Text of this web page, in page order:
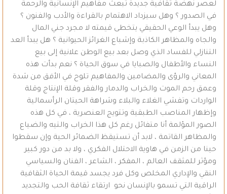
لعصر نهضة ثقافية جديدة تبعث مفاهيم الإنسانية والرحمة
في الصدور ؟ وهل سيزداد الاهتمام بالقراءة والأدب والفنون ؟
وهل يبدأ الوعي الحقيقي يتخطى قيمته لا مجرد جني المال
والجاه والمظاهر الكاذبة وإشباع الغرائز الحيوانية ؟ هل يبدأ العد
التنازلي للفساد الذي وصل بعد بيع الوطن علانية إلى بيع
النساء والأطفال والصبايا في سوق الحياة ؟ نعم بدأت هذه
المعاني والرؤى والمضامين والمفاهيم تلوح في الأفق من شدة
وعمق رحم الموت والخراب والدمار والفقر وقلة الإنتاج وقلة
الواردات وتفشي الغلاء والبلاء وشراهة الحيتان الرأسمالية
وإظهار المناصب الطبقية وتتويج العنصرية ، في كل هذه
الصور المؤلمة أنا متفائل رغم كل هذا الخراب والتيه والضياع
والمظاهر القاتمة ، لابد أن تستيقظ الضمائر الحية وإن سقطوا
حينا من الزمن في هاوية الاحتلال الفكري ، ولا بد من دور كبير
ومؤثر للمثقف العالم ، المفكر ، الشاعر ، الفنان والسياسي
النقي والإداري المخلص وكل فرد يجسد قيمة الحياة الثقافية
الراقية التي تسمو بالإنسان نحو ارتقاء ثقافة الحب والتجديد